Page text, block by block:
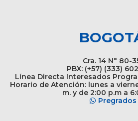
Cra. 14 N° 80-
PBX: (+57) (333)
Línea Directa Interesados
Horario de Atención: lunes a
m. y de 2:00 p.m a
Pregrados